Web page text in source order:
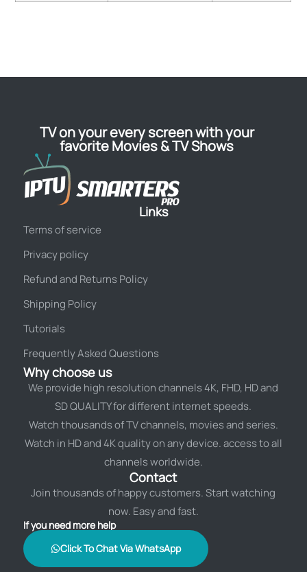
TV on your every screen with your
favorite Movies & TV Shows
Links
Terms of service
Privacy policy
Refund and Returns Policy
Shipping Policy
Tutorials
Frequently Asked Questions
Why choose us
We provide high resolution channels 4K, FHD, HD and
SD QUALITY for different internet speeds.
Watch thousands of TV channels, movies and series.
Watch in HD and 4K quality on any device. access to all
channels worldwide.
Contact
Join thousands of happy customers. Start watching
now. Easy and fast.
If you need more help
Click To Chat Via WhatsApp